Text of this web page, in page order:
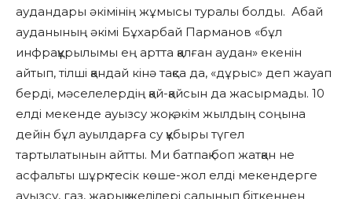
аудандары әкімінің жұмысы туралы болды. Абай
ауданының әкімі Бұхарбай Парманов «бұл
инфрақұрылымы ең артта қалған аудан» екенін
айтып, тілші қандай кінә тақса да, «дұрыс» деп жауап
берді, мәселелердің қай-қайсын да жасырмады. 10
елді мекенде ауызсу жоқ, әкім жылдың соңына
дейін бұл ауылдарға су құбыры түгел
тартылатынын айтты. Ми батпақ боп жатқан не
асфальты шұрқ-тесік көше-жол елді мекендерге
ауызсу, газ, жарық желілері салынып біткеннен